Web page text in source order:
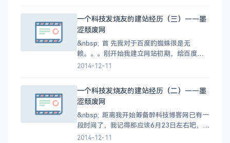
但是最让我头疼的是网站短短一个月内就被
恶意评论达5万多次！这造成网站垃圾不说
（当然可以屏蔽
一个科技发烧友的建站经历（三）——墨
涩颓废网
&nbsp; 首 先我对于百度的蜘蛛很是无
赖。。。刚开始我建立网站初期，给百度提
交了一下url地址，很快就被百度收录了，我
搬过去的时候感觉确实不错，空间大！速度
快！功能多！但是存在的问题是，百度BAE
的限制太多了，
2014-12-11
一个科技发烧友的建站经历（二）——墨
涩颓废网
&nbsp; 距离我开始筹备醉科技博客网已有一
段时间了，我记得那应该6月23日左右吧，我
注册了zuikj.cn域名，在主机屋用免费空间建
2014-12-11